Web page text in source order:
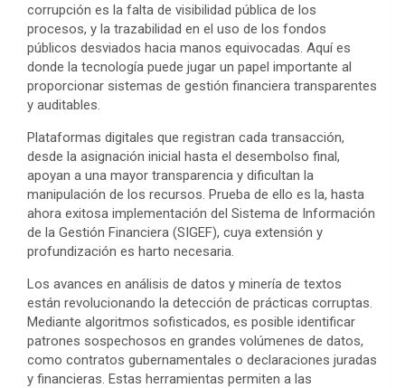
corrupción es la falta de visibilidad pública de los
procesos, y la trazabilidad en el uso de los fondos
públicos desviados hacia manos equivocadas. Aquí es
donde la tecnología puede jugar un papel importante al
proporcionar sistemas de gestión financiera transparentes
y auditables.
Plataformas digitales que registran cada transacción,
desde la asignación inicial hasta el desembolso final,
apoyan a una mayor transparencia y dificultan la
manipulación de los recursos. Prueba de ello es la, hasta
ahora exitosa implementación del Sistema de Información
de la Gestión Financiera (SIGEF), cuya extensión y
profundización es harto necesaria.
Los avances en análisis de datos y minería de textos
están revolucionando la detección de prácticas corruptas.
Mediante algoritmos sofisticados, es posible identificar
patrones sospechosos en grandes volúmenes de datos,
como contratos gubernamentales o declaraciones juradas
y financieras. Estas herramientas permiten a las